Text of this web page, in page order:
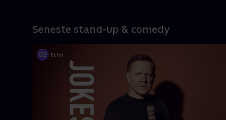
Seneste stand-up & comedy